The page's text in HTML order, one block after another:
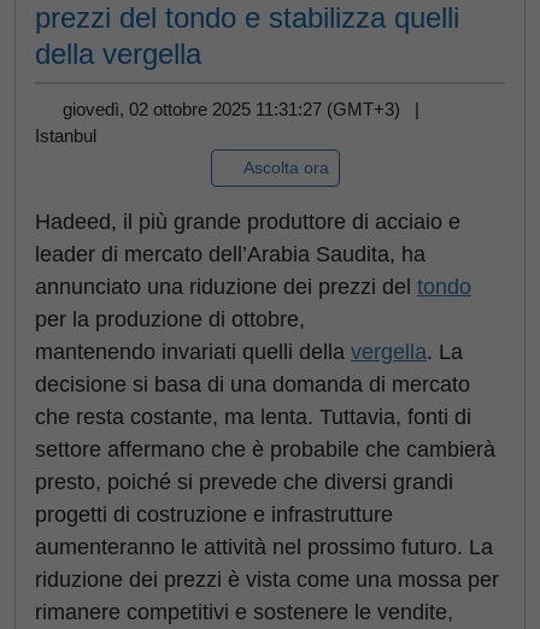
prezzi del tondo e stabilizza quelli
della vergella
giovedì, 02 ottobre 2025 11:31:27 (GMT+3) |
Istanbul
Ascolta ora
Hadeed, il più grande produttore di acciaio e
leader di mercato dell’Arabia Saudita, ha
annunciato una riduzione dei prezzi del tondo
per la produzione di ottobre,
mantenendo invariati quelli della vergella. La
decisione si basa di una domanda di mercato
che resta costante, ma lenta. Tuttavia, fonti di
settore affermano che è probabile che cambierà
presto, poiché si prevede che diversi grandi
progetti di costruzione e infrastrutture
aumenteranno le attività nel prossimo futuro. La
riduzione dei prezzi è vista come una mossa per
rimanere competitivi e sostenere le vendite,